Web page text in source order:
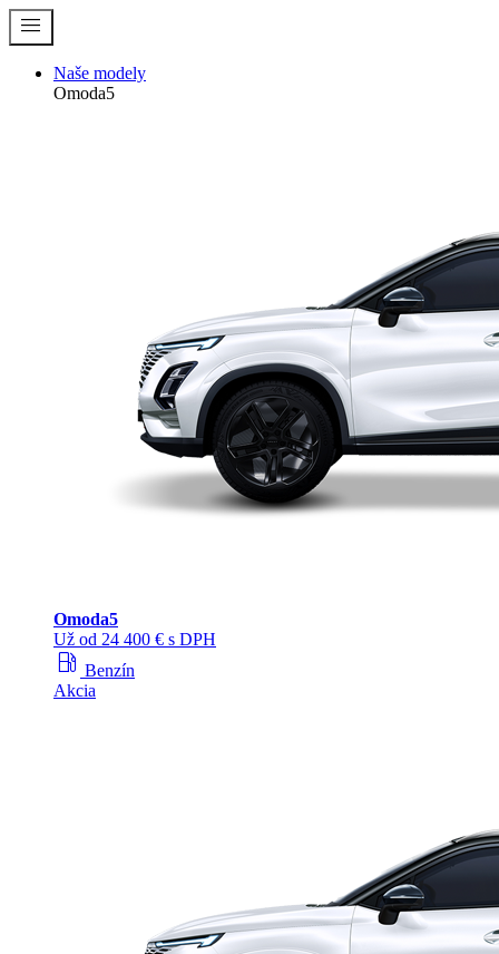
menu
Naše modely
Omoda5
Omoda5
Už od 24 400 € s DPH
local_gas_station Benzín
Akcia